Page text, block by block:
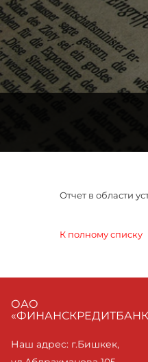
Отчет в области
К полному списку
ОАО
Наш адрес: г.Бишкек,